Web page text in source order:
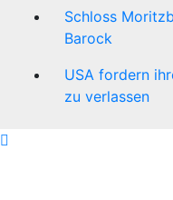
Schloss
Barock
USA fordern
zu verlassen